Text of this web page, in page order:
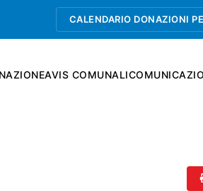
CALENDARIO DONAZIONI
AVIS COMUNALI